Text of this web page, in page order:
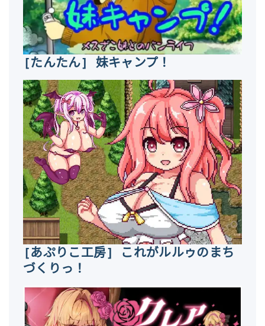
[たんたん] 妹キャンプ！
[あぷりこ工房] これがルルゥのまち
づくりっ！